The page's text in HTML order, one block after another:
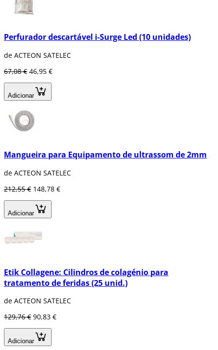
Perfurador descartável i-Surge Led (10 unidades)
de ACTEON SATELEC
67,08 € 46,95 €
Adicionar
Mangueira para Equipamento de ultrassom de 2mm
de ACTEON SATELEC
212,55 € 148,78 €
Adicionar
Etik Collagene: Cilindros de colagénio para
tratamento de feridas (25 unid.)
de ACTEON SATELEC
129,76 € 90,83 €
Adicionar